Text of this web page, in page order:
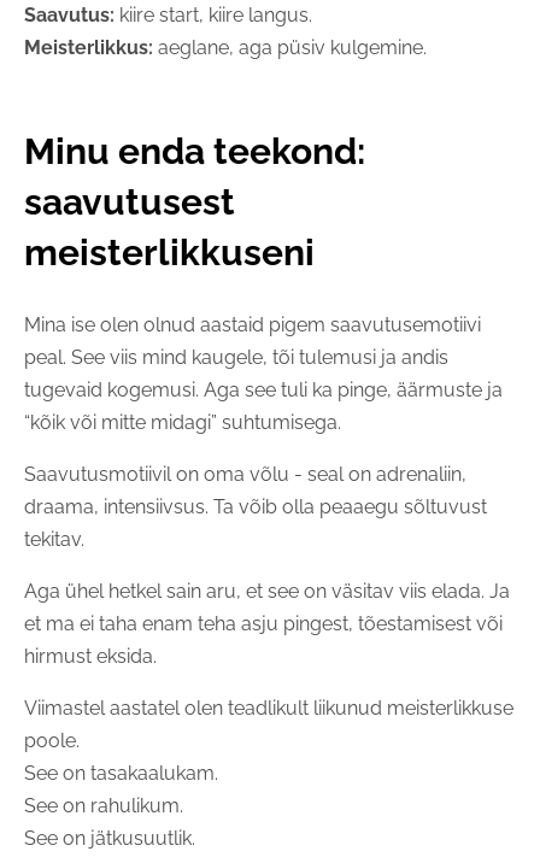
Saavutus: kiire start, kiire langus.
Meisterlikkus: aeglane, aga püsiv kulgemine.
Minu enda teekond:
saavutusest
meisterlikkuseni
Mina ise olen olnud aastaid pigem saavutusemotiivi
peal. See viis mind kaugele, tõi tulemusi ja andis
tugevaid kogemusi. Aga see tuli ka pinge, äärmuste ja
“kõik või mitte midagi” suhtumisega.
Saavutusmotiivil on oma võlu - seal on adrenaliin,
draama, intensiivsus. Ta võib olla peaaegu sõltuvust
tekitav.
Aga ühel hetkel sain aru, et see on väsitav viis elada. Ja
et ma ei taha enam teha asju pingest, tõestamisest või
hirmust eksida.
Viimastel aastatel olen teadlikult liikunud meisterlikkuse
poole.
See on tasakaalukam.
See on rahulikum.
See on jätkusuutlik.